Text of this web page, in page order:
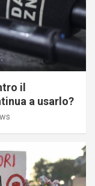
il
a usarlo?